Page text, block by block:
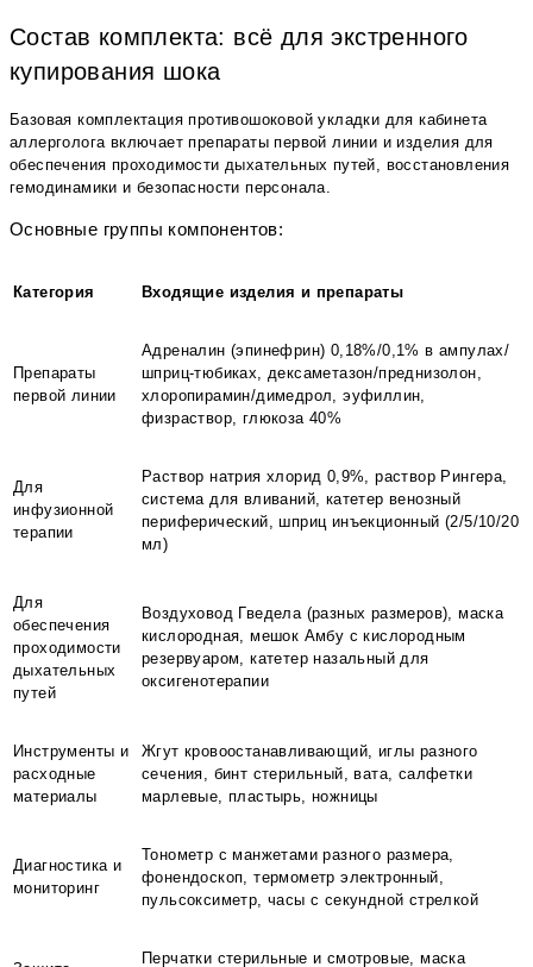
Состав комплекта: всё для экстренного
купирования шока
Базовая комплектация противошоковой укладки для кабинета
аллерголога включает препараты первой линии и изделия для
обеспечения проходимости дыхательных путей, восстановления
гемодинамики и безопасности персонала.
Основные группы компонентов:
Категория Входящие изделия и препараты
Препараты
первой линии
Адреналин (эпинефрин) 0,18%/0,1% в ампулах/
шприц-тюбиках, дексаметазон/преднизолон,
хлоропирамин/димедрол, эуфиллин,
физраствор, глюкоза 40%
Для
инфузионной
терапии
Раствор натрия хлорид 0,9%, раствор Рингера,
система для вливаний, катетер венозный
периферический, шприц инъекционный (2/5/10/20
мл)
Для
обеспечения
проходимости
дыхательных
путей
Воздуховод Гведела (разных размеров), маска
кислородная, мешок Амбу с кислородным
резервуаром, катетер назальный для
оксигенотерапии
Инструменты и
расходные
материалы
Жгут кровоостанавливающий, иглы разного
сечения, бинт стерильный, вата, салфетки
марлевые, пластырь, ножницы
Диагностика и
мониторинг
Тонометр с манжетами разного размера,
фонендоскоп, термометр электронный,
пульсоксиметр, часы с секундной стрелкой
Перчатки стерильные и смотровые, маска